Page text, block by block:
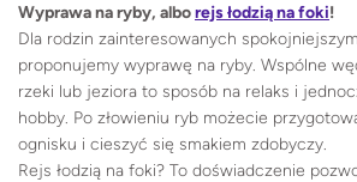
Wyprawa na ryby, alborejs łodzią na foki!
Dla rodzin zainteresowanych
proponujemy wyprawę na ryby. Wspólne
rzeki lub jeziora to sposób na relaks i
hobby. Po złowieniu ryb możecie
ognisku i cieszyć się smakiem zdobyczy.
Rejs łodzią na foki? To doświadczenie